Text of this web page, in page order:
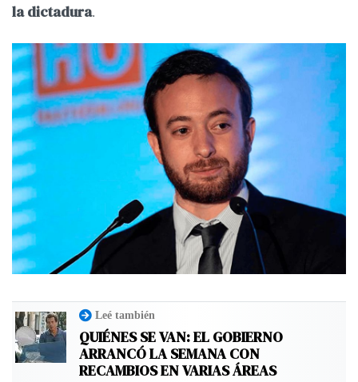
la dictadura.
Leé también
QUIÉNES SE VAN: EL GOBIERNO
ARRANCÓ LA SEMANA CON
RECAMBIOS EN VARIAS ÁREAS